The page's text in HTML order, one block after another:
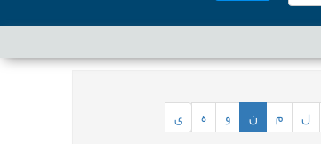
ل م ن و ه ی